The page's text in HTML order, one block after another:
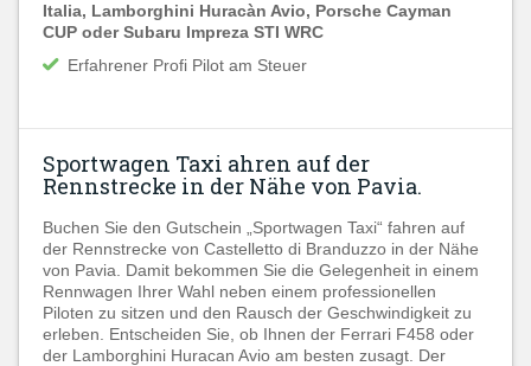
Italia, Lamborghini Huracàn Avio, Porsche Cayman
CUP oder Subaru Impreza STI WRC
Erfahrener Profi Pilot am Steuer
Sportwagen Taxi ahren auf der
Rennstrecke in der Nähe von Pavia.
Buchen Sie den Gutschein „Sportwagen Taxi“ fahren auf
der Rennstrecke von Castelletto di Branduzzo in der Nähe
von Pavia. Damit bekommen Sie die Gelegenheit in einem
Rennwagen Ihrer Wahl neben einem professionellen
Piloten zu sitzen und den Rausch der Geschwindigkeit zu
erleben. Entscheiden Sie, ob Ihnen der Ferrari F458 oder
der Lamborghini Huracan Avio am besten zusagt. Der